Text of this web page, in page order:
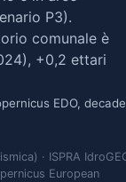
P3).
comunale è
+0,2 ettari
EDO,
· ISPRA
European